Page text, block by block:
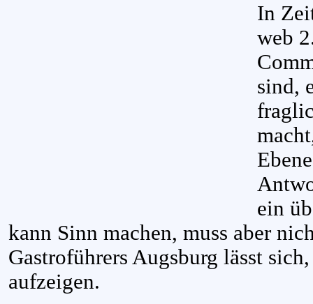
In
web
sind,
ein
kann Sinn machen, muss aber
Gastroführers Augsburg lässt
aufzeigen.